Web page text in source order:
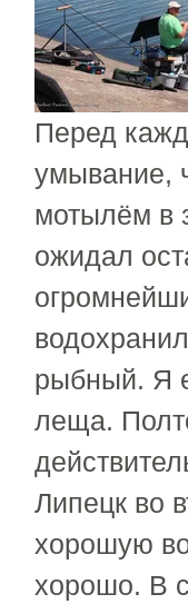
Перед
умывание,
мотылём в
ожидал
рыбный. Я
леща.
Липецк во
хорошую
хорошо. В